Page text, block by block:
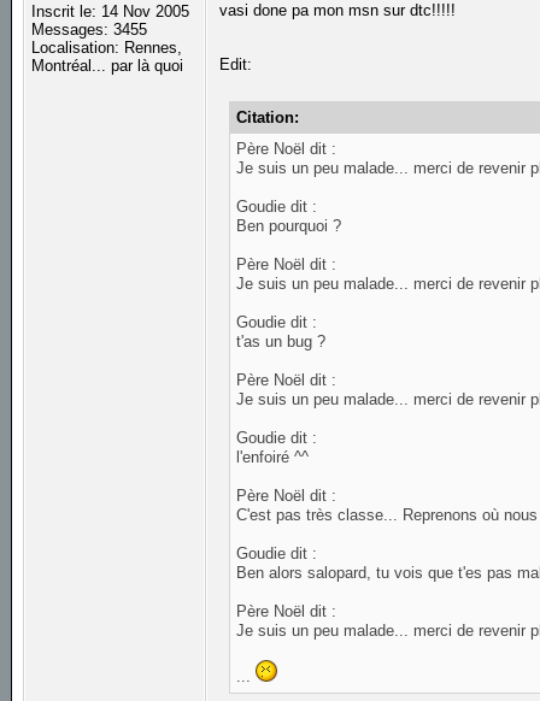
Inscrit le: 14 Nov 2005
Messages: 3455
Localisation: Rennes,
Montréal... par là quoi
vasi done pa mon msn sur dtc!!!!!
Edit:
Citation:
Père Noël dit :
Je suis un peu malade... merci de revenir
Goudie dit :
Ben pourquoi ?
Père Noël dit :
Je suis un peu malade... merci de revenir
Goudie dit :
t'as un bug ?
Père Noël dit :
Je suis un peu malade... merci de revenir
Goudie dit :
l'enfoiré ^^
Père Noël dit :
C'est pas très classe... Reprenons où
Goudie dit :
Ben alors salopard, tu vois que t'es pas
Père Noël dit :
Je suis un peu malade... merci de revenir
...